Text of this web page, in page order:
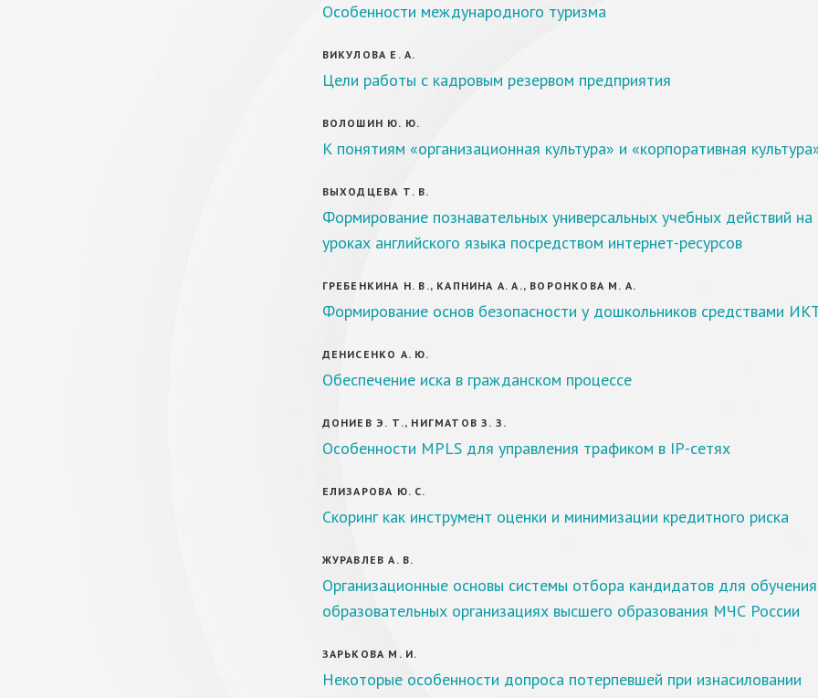
Особенности международного туризма
ВИКУЛОВА Е. А.
Цели работы с кадровым резервом предприятия
ВОЛОШИН Ю. Ю.
К понятиям «организационная культура» и «корпоративная
ВЫХОДЦЕВА Т. В.
Формирование познавательных универсальных учебных действий на
уроках английского языка посредством интернет-ресурсов
ГРЕБЕНКИНА Н. В., КАПНИНА А. А., ВОРОНКОВА М. А.
Формирование основ безопасности у дошкольников средствами
ДЕНИСЕНКО А. Ю.
Обеспечение иска в гражданском процессе
ДОНИЕВ Э. Т., НИГМАТОВ З. З.
Особенности MPLS для управления трафиком в IP-сетях
ЕЛИЗАРОВА Ю. С.
Скоринг как инструмент оценки и минимизации кредитного риска
ЖУРАВЛЕВ А. В.
Организационные основы системы отбора кандидатов для
образовательных организациях высшего образования МЧС России
ЗАРЬКОВА М. И.
Некоторые особенности допроса потерпевшей при изнасиловании